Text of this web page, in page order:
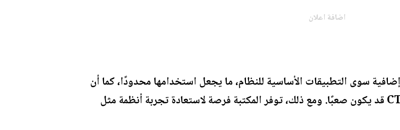
اضافة اعلان
سوى التطبيقات الأساسية للنظام، ما يجعل استخدامها محدودًا، كما أن
الحصول على برامج لأنظمة قديمة مثل CTSS قد يكون صعبًا. ومع ذلك، توفر المكتبة فرصة لاستعادة تجربة أنظمة مثل